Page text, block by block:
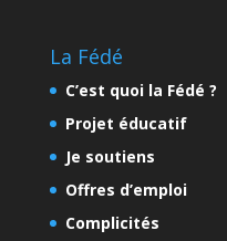
La Fédé
C’est quoi la Fédé ?
Projet éducatif
Je soutiens
Offres d’emploi
Complicités